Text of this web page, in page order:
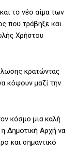
το νέο αίμα των
που τράβηξε και
Χρήστου
κρατώντας
κόψουν μαζί την
κόσμο μια καλή
η Δημοτική Αρχή να
και σημαντικό